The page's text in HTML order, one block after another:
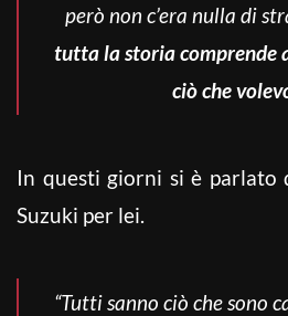
però non c’era nulla di
tutta la storia comprende
ciò che
In questi giorni si è parlato
Suzuki per lei.
“Tutti sanno ciò che sono